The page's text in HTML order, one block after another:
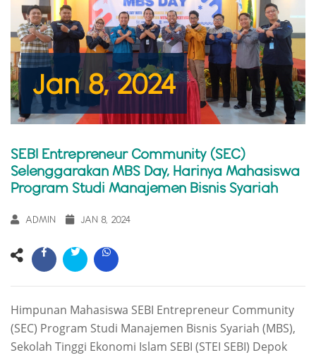
Jan 8, 2024
SEBI Entrepreneur Community (SEC)
Selenggarakan MBS Day, Harinya Mahasiswa
Program Studi Manajemen Bisnis Syariah
ADMIN JAN 8, 2024
Himpunan Mahasiswa SEBI Entrepreneur Community
(SEC) Program Studi Manajemen Bisnis Syariah (MBS),
Sekolah Tinggi Ekonomi Islam SEBI (STEI SEBI) Depok